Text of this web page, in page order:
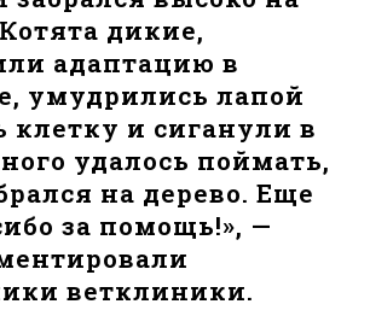
дикие,
адаптацию в
умудрились лапой
клетку и сиганули в
удалось поймать,
на дерево. Еще
за помощь!», —
ветклиники.